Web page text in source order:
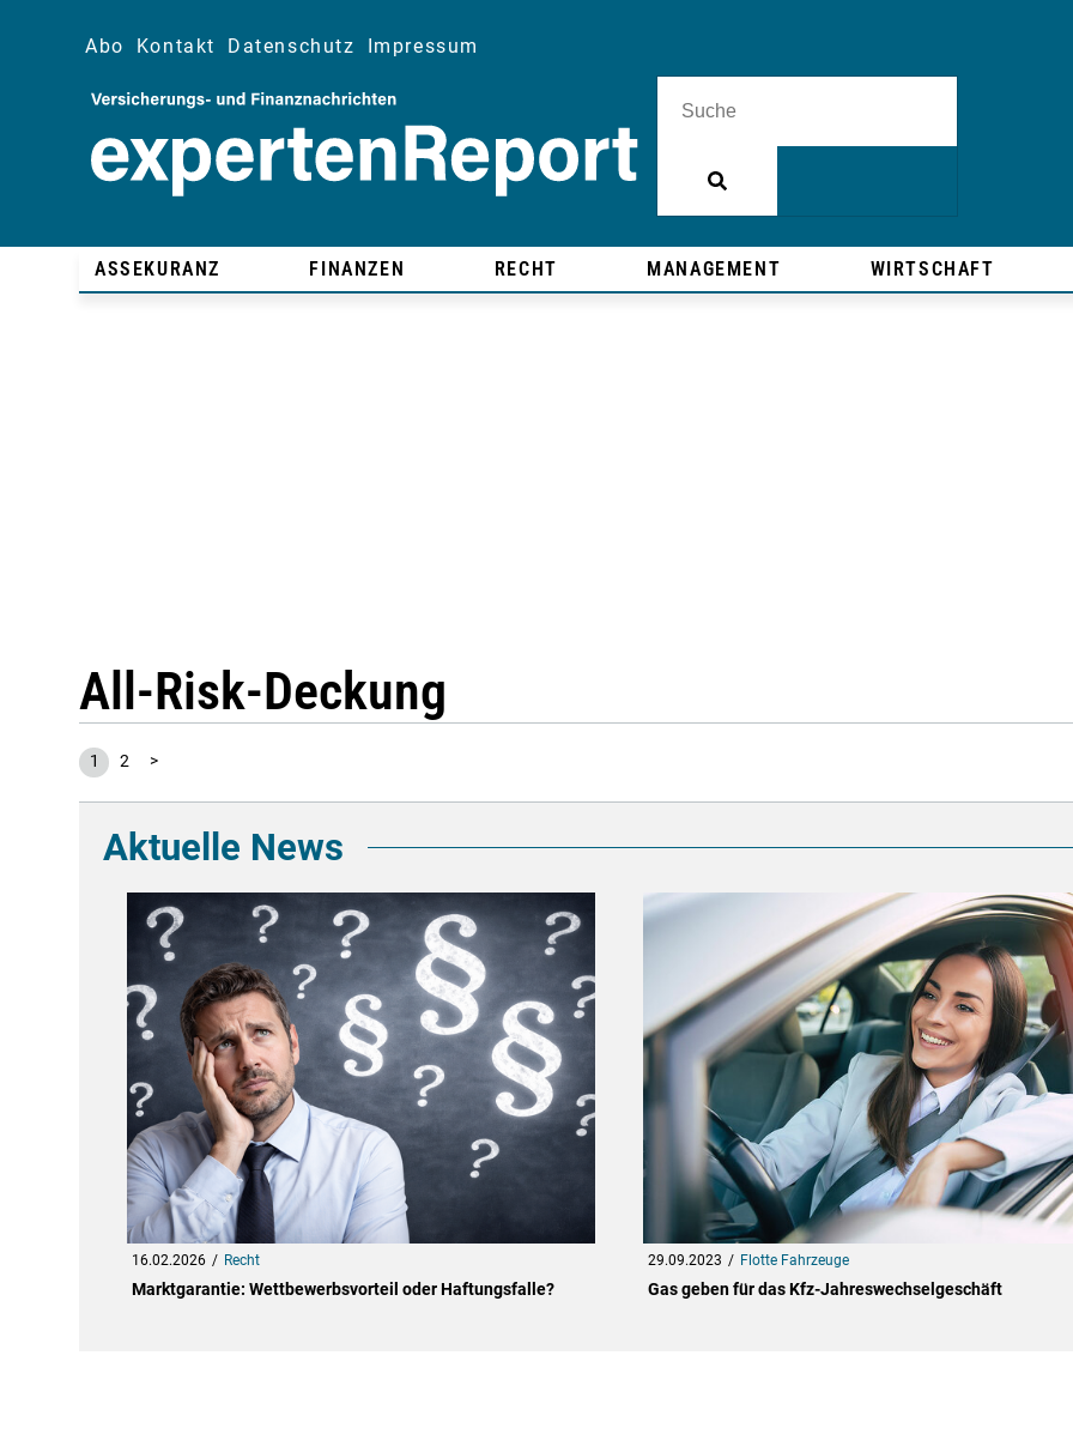
Abo Kontakt Datenschutz Impressum
ASSEKURANZ FINANZEN RECHT MANAGEMENT WIRTSCHAFT
All-Risk-Deckung
1 2 >
Aktuelle News
16.02.2026 Recht
Marktgarantie: Wettbewerbsvorteil oder Haftungsfalle?
29.09.2023 Flotte Fahrzeuge
Gas geben für das Kfz-Jahreswechselgeschäft